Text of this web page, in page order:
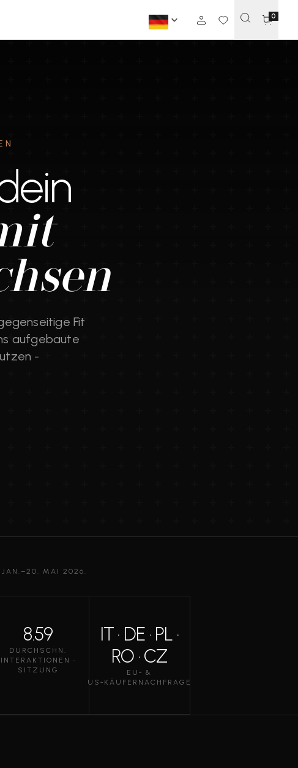
0
Fit
aufgebaute
-
JAN.–20. MAI 2026.
8.59
DURCHSCHN.
INTERAKTIONEN ·
SITZUNG
IT · DE · PL ·
RO · CZ
EU‑ &
US‑KÄUFERNACHFRAGE